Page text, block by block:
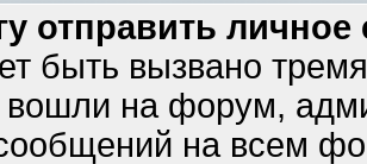
отправить
быть вызвано
на форум,
на всем